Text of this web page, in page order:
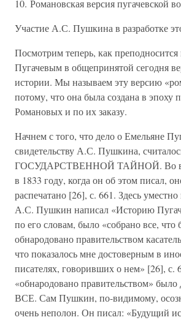
10. Романовская версия пугачевской
Участие А.С. Пушкина в разработке
Посмотрим теперь, как преподносится
Пугачевым в общепринятой сегодня
истории. Мы называем эту версию
потому, что она была создана в эпоху
Романовых и по их заказу.
Начнем с того, что дело о Емельяне
свидетельству А.С. Пушкина,
ГОСУДАРСТВЕННОЙ ТАЙНОЙ. Во
в 1833 году, когда он об этом писал,
распечатано [26], с. 661. Здесь
А.С. Пушкин написал «Историю
по его словам, было «собрано все, что
обнародовано правительством
что показалось мне достоверным в
писателях, говоривших о нем» [26], с.
«обнародовано правительством»
ВСЕ. Сам Пушкин, по-видимому,
очень неполон. Он писал: «Будущий